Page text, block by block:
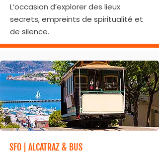
L’occasion d’explorer des lieux
secrets, empreints de spiritualité et
de silence.
SFO | ALCATRAZ & BUS